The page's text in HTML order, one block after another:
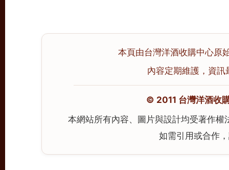
本頁由台灣洋酒收購中心原
內容定期維護，資
© 2011 台灣洋酒收
本網站所有內容、圖片與設計均受著作
如需引用或合作